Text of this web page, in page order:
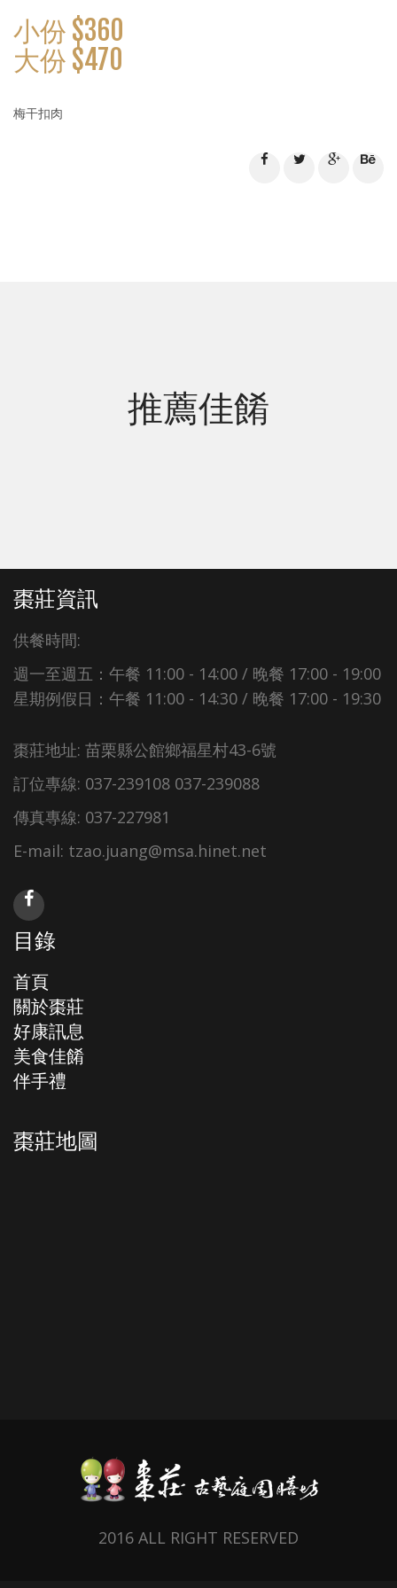
小份 $360
大份 $470
梅干扣肉
推薦佳餚
棗莊資訊
供餐時間:
週一至週五：午餐 11:00 - 14:00 / 晚餐 17:00 - 19:00
星期例假日：午餐 11:00 - 14:30 / 晚餐 17:00 - 19:30
棗莊地址: 苗栗縣公館鄉福星村43-6號
訂位專線: 037-239108 037-239088
傳真專線: 037-227981
E-mail: tzao.juang@msa.hinet.net
目錄
首頁
關於棗莊
好康訊息
美食佳餚
伴手禮
棗莊地圖
2016 ALL RIGHT RESERVED